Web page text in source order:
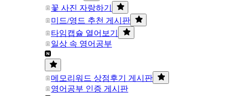
꽃 사진 자랑하기
미드/영드 추천 게시판
타임캡슐 열어보기
일상 속 영어공부
메모리워드 상점후기 게시판
영어공부 인증 게시판